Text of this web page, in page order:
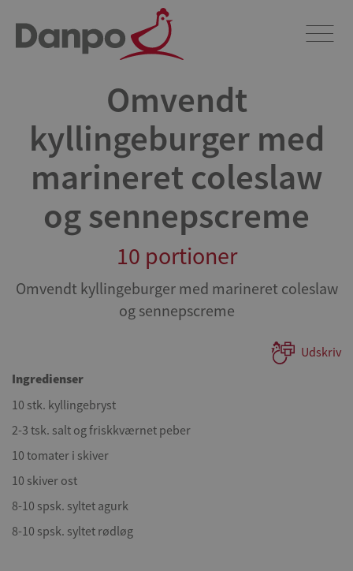
Omvendt
kyllingeburger med
marineret coleslaw
og sennepscreme
10 portioner
Omvendt kyllingeburger med marineret coleslaw
og sennepscreme
Udskriv
Ingredienser
10 stk. kyllingebryst
2-3 tsk. salt og friskkværnet peber
10 tomater i skiver
10 skiver ost
8-10 spsk. syltet agurk
8-10 spsk. syltet rødløg